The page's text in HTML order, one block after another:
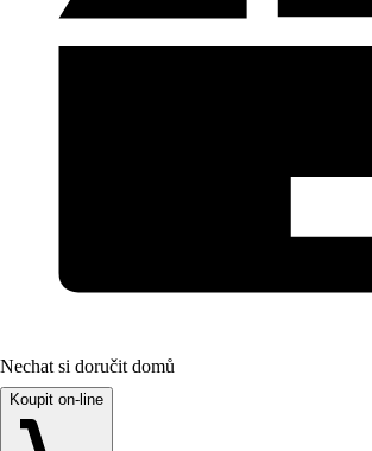
Nechat si doručit domů
Koupit on-line